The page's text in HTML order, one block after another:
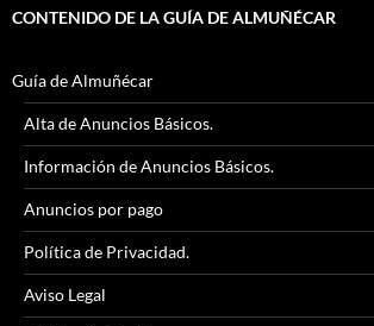
CONTENIDO DE LA GUÍA DE ALMUÑÉCAR
Guía de Almuñécar
Alta de Anuncios Básicos.
Información de Anuncios Básicos.
Anuncios por pago
Política de Privacidad.
Aviso Legal